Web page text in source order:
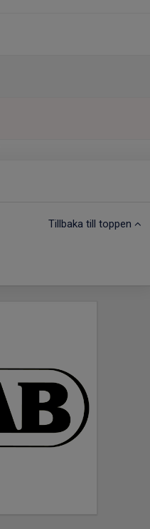
Tillbaka till toppen